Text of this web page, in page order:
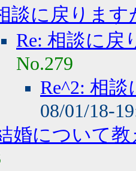
談に戻ります
Re: 相談に戻
No.279
Re^2: 相
08/01/18-
婚について